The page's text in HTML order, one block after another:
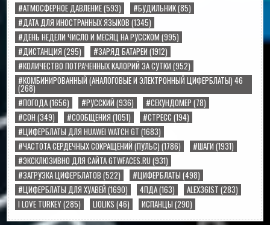
#АТМОСФЕРНОЕ ДАВЛЕНИЕ(593) #БУДИЛЬНИК(85)
#ДАТА ДЛЯ ИНОСТРАННЫХ ЯЗЫКОВ (1345)
#ДЕНЬ НЕДЕЛИ ЧИСЛО И МЕСЯЦ НА РУССКОМ (995)
#ДИСТАНЦИЯ (295) #ЗАРЯД БАТАРЕИ (1912)
#КОЛИЧЕСТВО ПОТРАЧЕННЫХ КАЛОРИЙ ЗА СУТКИ (952)
#КОМБИНИРОВАННЫЙ (АНАЛОГОВЫЕ И ЭЛЕКТРОННЫЙ ЦИФЕРБЛАТЫ) 46
(268)
#ПОГОДА(1656) #РУССКИЙ (936) #СЕКУНДОМЕР (78)
#СОН (349) #СООБЩЕНИЯ (1051) #СТРЕСС (194)
#ЦИФЕРБЛАТЫ ДЛЯ HUAWEI WATCH GT (1683)
#ЧАСТОТА СЕРДЕЧНЫХ СОКРАЩЕНИЙ (ПУЛЬС) (1786) #ШАГИ (1931)
#ЭКСКЛЮЗИВНО ДЛЯ САЙТА GTWFACES.RU (931)
#ЗАГРУЗКА ЦИФЕРБЛАТОВ (522) #ЦИФЕРБЛАТЫ (498)
#ЦИФЕРБЛАТЫ ДЛЯ ХУАВЕЙ (1690) 4ПДА(163) ALEX36IST (283)
I LOVE TURKEY(285) LIOLIKS (46) ИСПАНЦЫ (290)